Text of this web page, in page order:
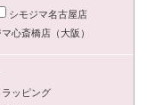
シモジマ名古屋店
心斎橋店（大阪）
ラッピング